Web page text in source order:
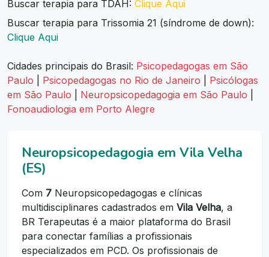
Buscar terapia para TDAH: Clique Aqui
Buscar terapia para Trissomia 21 (síndrome de down):
Clique Aqui
Cidades principais do Brasil: Psicopedagogas em São
Paulo
Psicopedagogas no Rio de Janeiro
Psicólogas
em São Paulo
Neuropsicopedagogia em São Paulo
Fonoaudiologia em Porto Alegre
Neuropsicopedagogia em Vila Velha
(ES)
Com 7 Neuropsicopedagogas e clínicas
multidisciplinares cadastrados em Vila Velha, a
BR Terapeutas é a maior plataforma do Brasil
para conectar famílias a profissionais
especializados em PCD. Os profissionais de